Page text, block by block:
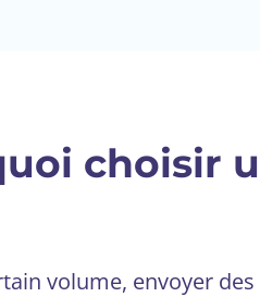
choisir
volume, envoyer